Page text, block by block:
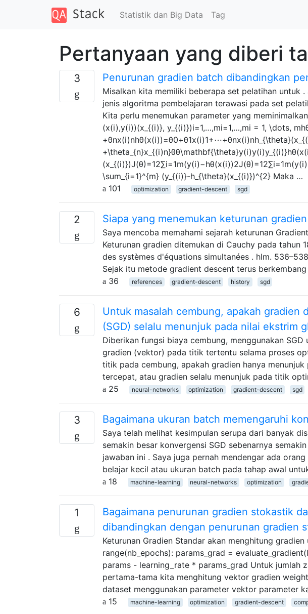
Statistik dan Big Data Tag
Pertanyaan yang diberi
3 Penurunan gradien batch dibandingkan
Misalkan kita memiliki beberapa set pelatihan untuk
jenis algoritma pembelajaran terawasi pada set
Kita perlu menemukan parameter yang
(x(i),y(i))(x_{(i)}, y_{(i)})i=1,…,mi=1,…,mi = 1, \dots,
\sum_{i=1}^{m} (y_{(i)}-h_{\theta}(x_{(i)})^{2} Maka …
101
optimization gradient-descent sgd
2 Siapa yang menemukan keturunan
Saya mencoba memahami sejarah keturunan
Keturunan gradien ditemukan di Cauchy pada tahun
des systèmes d'équations simultanées . hlm.
Sejak itu metode gradient descent terus
36
references gradient-descent history sgd
6
Untuk masalah cembung, apakah gradien
(SGD) selalu menunjuk pada nilai ekstrim
Diberikan fungsi biaya cembung, menggunakan
gradien (vektor) pada titik tertentu selama proses
titik pada cembung, apakah gradien hanya
tercepat, atau gradien selalu menunjuk pada titik
25
neural-networks optimization gradient-descent sgd
3 Bagaimana ukuran batch memengaruhi
Saya telah melihat kesimpulan serupa dari banyak
semakin besar konvergensi SGD sebenarnya
jawaban ini . Saya juga pernah mendengar ada
belajar kecil atau ukuran batch pada tahap awal
18
machine-learning neural-networks optimization
1
Bagaimana penurunan gradien stokastik
dibandingkan dengan penurunan gradien
Keturunan Gradien Standar akan menghitung
range(nb_epochs): params_grad =
params - learning_rate * params_grad Untuk jumlah
pertama-tama kita menghitung vektor gradien
dataset menggunakan parameter vektor parameter
15
machine-learning optimization gradient-descent